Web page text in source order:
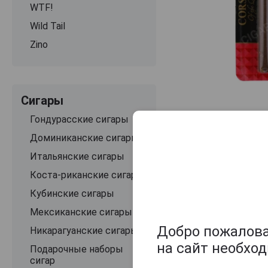
WTF!
Wild Tail
Zino
Сигары
Гондурасские сигары
Доминиканские сигары
Итальянские сигары
Коста-риканские сигары
Кубинские сигары
Мексиканские сигары
Никарагуанские сигары
Подарочные наборы
сигар
Добро
на сайт